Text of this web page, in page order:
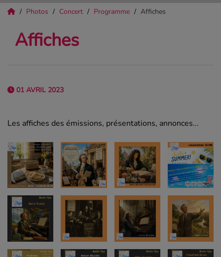
Photos Concert Programme Affiches
Affiches
01 AVRIL 2023
Les affiches des émissions, présentations, annonces...